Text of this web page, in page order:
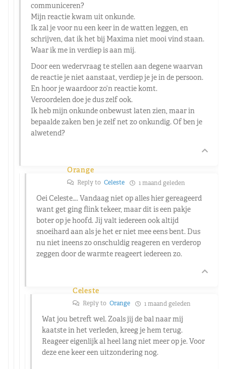
communiceren?
Mijn reactie kwam uit onkunde.
Ik zal je voor nu een keer in de watten leggen, en
schrijven, dat ik het bij Maxima niet mooi vind staan.
Waar ik me in verdiep is aan mij.
Door een wedervraag te stellen aan degene waarvan
de reactie je niet aanstaat, verdiep je je in de persoon.
En hoor je waardoor zo’n reactie komt.
Veroordelen doe je dus zelf ook.
Ik heb mijn onkunde onbewust laten zien, maar in
bepaalde zaken ben je zelf net zo onkundig. Of ben je
alwetend?
Orange
Reply to Celeste 1 maand geleden
Oei Celeste…. Vandaag niet op alles hier gereageerd
want get ging flink tekeer, maar dit is een pakje
boter op je hoofd. Jij valt iedereen ook altijd
snoeihard aan als je het er niet mee eens bent. Dus
nu niet ineens zo onschuldig reageren en verderop
zeggen door de warmte reageert iedereen zo.
Celeste
Reply to Orange 1 maand geleden
Wat jou betreft wel. Zoals jij de bal naar mij
kaatste in het verleden, kreeg je hem terug.
Reageer eigenlijk al heel lang niet meer op je. Voor
deze ene keer een uitzondering nog.